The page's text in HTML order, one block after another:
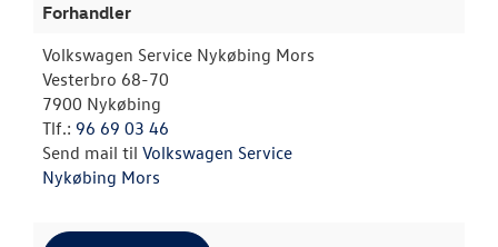
Forhandler
Volkswagen Service Nykøbing Mors
Vesterbro 68-70
7900 Nykøbing
Tlf.: 96 69 03 46
Send mail til Volkswagen Service
Nykøbing Mors